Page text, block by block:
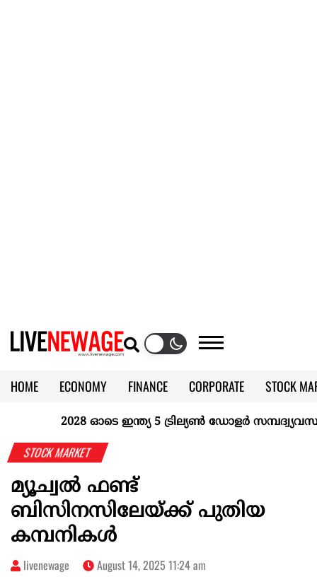
HOME ECONOMY FINANCE CORPORATE
STOCK
KERALA @70
2028 ഓടെ ഇന്ത്യ 5 ട്രില്യണ്‍ ഡോളര്‍
STOCK MARKET
മ്യൂച്വല്‍ ഫണ്ട്
ബിസിനസിലേയ്ക്ക് പുതിയ
കമ്പനികള്‍
livenewage August 14, 2025 11:24 am